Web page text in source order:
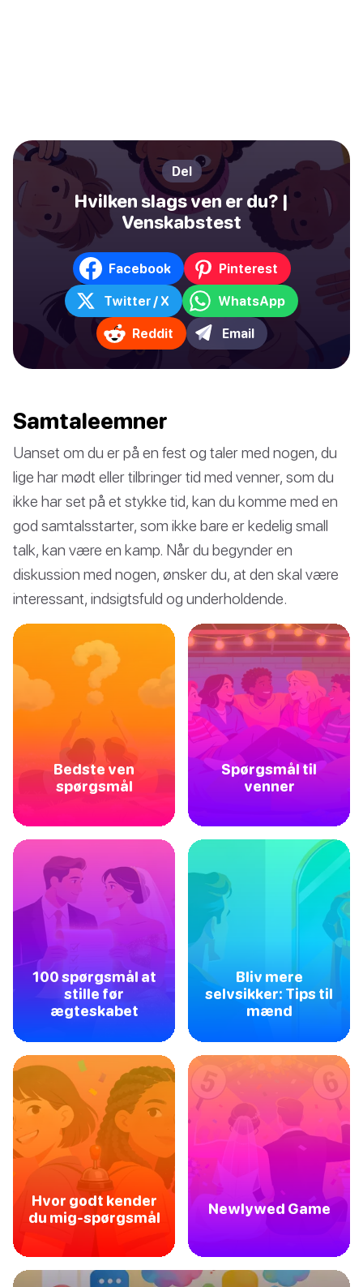
Del
Hvilken slags ven er du? |
Venskabstest
Facebook Pinterest
Twitter / X WhatsApp
Reddit Email
Samtaleemner
Uanset om du er på en fest og taler med nogen, du
lige har mødt eller tilbringer tid med venner, som du
ikke har set på et stykke tid, kan du komme med en
god samtalsstarter, som ikke bare er kedelig small
talk, kan være en kamp. Når du begynder en
diskussion med nogen, ønsker du, at den skal være
interessant, indsigtsfuld og underholdende.
Bedste ven
spørgsmål
Spørgsmål til
venner
100 spørgsmål at
stille før
ægteskabet
Bliv mere
selvsikker: Tips til
mænd
Hvor godt kender
du mig-spørgsmål
Newlywed Game